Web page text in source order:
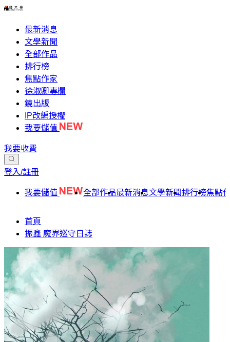
最新消息
文學新聞
全部作品
排行榜
焦點作家
徐淑卿專欄
鏡出版
IP改編授權
我要儲值
我要收費
登入/註冊
我要儲值 全部作品最新消息文學新聞排行榜焦點
首頁
振鑫 魔界巡守日誌